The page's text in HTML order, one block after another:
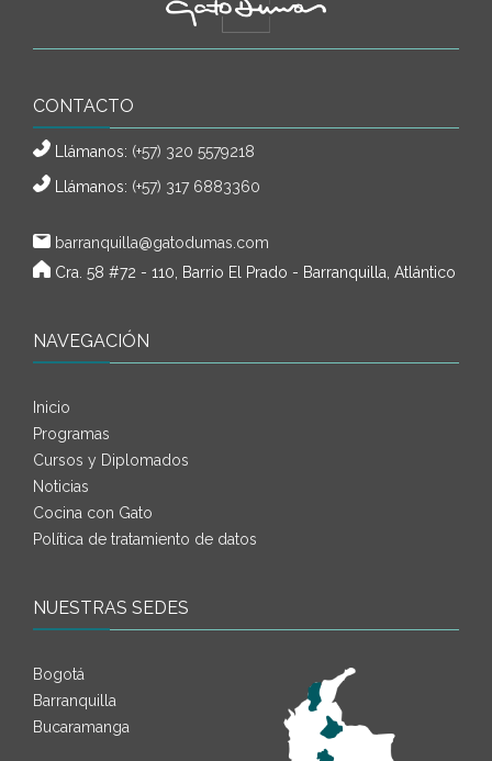
CONTACTO
Llámanos: (+57) 320 5579218
Llámanos: (+57) 317 6883360
barranquilla@gatodumas.com
Cra. 58 #72 - 110, Barrio El Prado - Barranquilla, Atlántico
NAVEGACIÓN
Inicio
Programas
Cursos y Diplomados
Noticias
Cocina con Gato
Política de tratamiento de datos
NUESTRAS SEDES
Bogotá
Barranquilla
Bucaramanga